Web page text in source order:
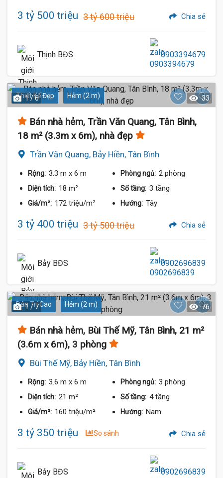
3 tỷ 500 triệu 3 tỷ 600 triệu Chia sẻ
Thịnh BĐS 0903394679
Thiết Kế Đẹp Hẻm (2 m)
1 / 6 33
Bán nhà hẻm, Trần Văn Quang, Tân Bình,
18 m² (3.3m x 6m), nhà đẹp
Trần Văn Quang, Bảy Hiền, Tân Bình
Rộng: 3.3 m x 6 m Phòng ngủ: 2 phòng
Diện tích: 18 m² Số tầng: 3 tầng
Giá/m²: 172 triệu/m² Hướng: Tây
3 tỷ 400 triệu 3 tỷ 500 triệu Chia sẻ
Bảy BĐS 0902696839
Dân Trí Cao Hẻm (2 m)
1 / 7 76
Bán nhà hẻm, Bùi Thế Mỹ, Tân Bình, 21 m²
(3.6m x 6m), 3 phòng
Bùi Thế Mỹ, Bảy Hiền, Tân Bình
Rộng: 3.6 m x 6 m Phòng ngủ: 3 phòng
Diện tích: 21 m² Số tầng: 4 tầng
Giá/m²: 160 triệu/m² Hướng: Nam
3 tỷ 350 triệu So sánh Chia sẻ
Bảy BĐS 0902696839